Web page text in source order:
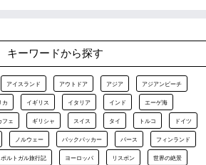
キーワードから探す
アイスランド アウトドア アジア アジアンビーチ
カ イギリス イタリア インド エーゲ海
フェ ギリシャ スイス タイ トルコ ドイツ
ノルウェー バックパッカー パース フィンランド
ポルトガル旅行記 ヨーロッパ リスボン 世界の絶景